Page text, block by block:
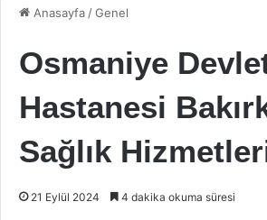
Anasayfa /Genel
Osmaniye
Hastanesi
Sağlık
21 Eylül 2024 4 dakika okuma süresi